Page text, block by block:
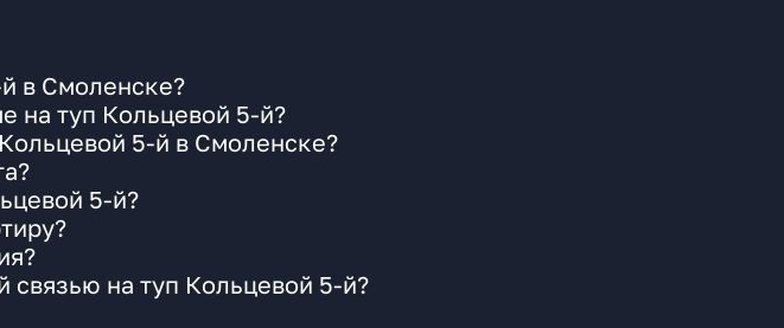
в Смоленске?
на туп Кольцевой 5-й?
5-й в Смоленске?
5-й?
на туп Кольцевой 5-й?